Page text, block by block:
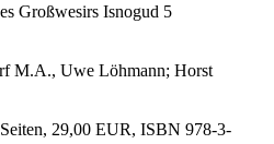
Großwesirs Isnogud 5
M.A., Uwe Löhmann; Horst
29,00 EUR, ISBN 978-3-